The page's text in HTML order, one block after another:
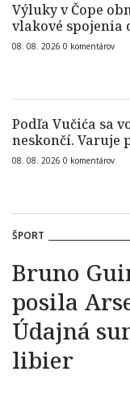
Výluky v Čope
vlakové spojenia
08. 08. 2026 0 komentárov
Podľa Vučića sa
neskončí. Varuje
08. 08. 2026 0 komentárov
ŠPORT